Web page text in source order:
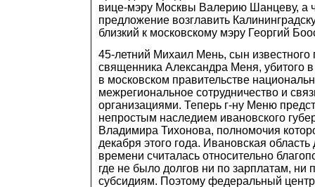
вице-мэру Москвы Валерию Шанцеву, а
предложение возглавить
близкий к московскому мэру Георгий
45-летний Михаил Мень, сын известного
священника Александра Меня, убитого в
в московском правительстве
межрегиональное сотрудничество и
организациями. Теперь г-ну Меню
непростым наследием ивановского
Владимира Тихонова, полномочия
декабря этого года. Ивановская область
времени считалась относительно
где не было долгов ни по зарплатам, ни
субсидиям. Поэтому федеральный